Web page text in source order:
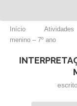
Início Atividades
menino – 7º ano